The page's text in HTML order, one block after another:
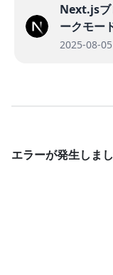
Next.js
ークモー
2025-08-05